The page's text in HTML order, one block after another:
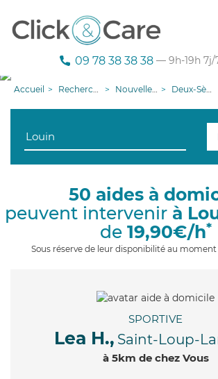
09 78 38 38 38 — 9h-19h 7j/
Accueil Recherche aide à domicile Nouvelle-Aquitaine Deux-Sèvres
50 aides à
peuvent intervenir à
de 19,90€/h*
Sous réserve de leur disponibilité au
SPORTIVE
Lea H., Saint-Loup-
à 5km de chez Vous